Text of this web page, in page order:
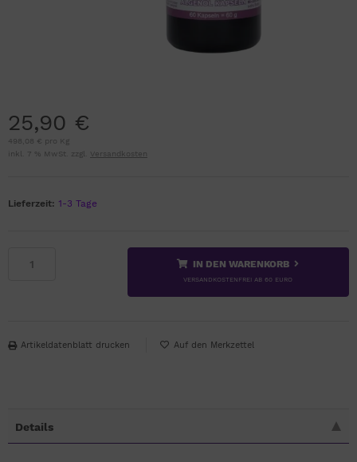
25,90 €
498,08 € pro Kg
inkl. 7 % MwSt. zzgl.
Versandkosten
Lieferzeit: 1-3 Tage
IN DEN WARENKORB
VERSANDKOSTENFREI AB 60 EURO
Artikeldatenblatt drucken
Details